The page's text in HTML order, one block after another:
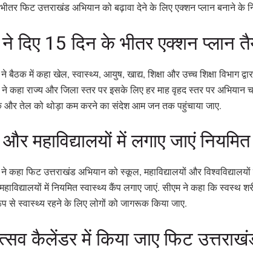
फिट उत्तराखंड अभियान को बढ़ावा देने के लिए एक्शन प्लान बनाने के
दिए 15 दिन के भीतर एक्शन प्लान
ने बैठक में कहा खेल, स्वास्थ्य, आयुष, खाद्य, शिक्षा और उच्च शिक्षा विभाग
ने कहा राज्य और जिला स्तर पर इसके लिए हर माह वृहद स्तर पर अभियान
और तेल को थोड़ा कम करने का संदेश आम जन तक पहुंचाया जाए.
महाविद्यालयों में लगाए जाएं
ने कहा फिट उत्तराखंड अभियान को स्कूल, महाविद्यालयों और
में नियमित स्वास्थ्य कैंप लगाए जाएं. सीएम ने कहा कि स्वस्थ
से स्वास्थ्य रहने के लिए लोगों को जागरूक किया जाए.
कैलेंडर में किया जाए फिट